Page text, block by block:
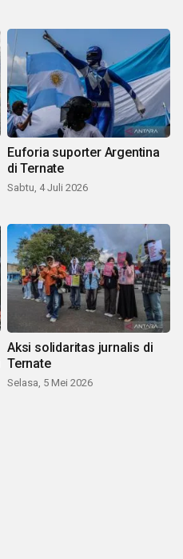
Euforia suporter Argentina
di Ternate
Sabtu, 4 Juli 2026
Aksi solidaritas jurnalis di
Ternate
Selasa, 5 Mei 2026